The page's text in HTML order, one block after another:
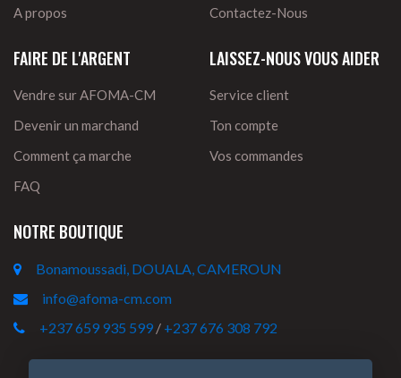
A propos
Contactez-Nous
FAIRE DE L'ARGENT
Vendre sur AFOMA-CM
Devenir un marchand
Comment ça marche
FAQ
LAISSEZ-NOUS VOUS AIDER
Service client
Ton compte
Vos commandes
NOTRE BOUTIQUE
Bonamoussadi, DOUALA, CAMEROUN
info@afoma-cm.com
+237 659 935 599 / +237 676 308 792